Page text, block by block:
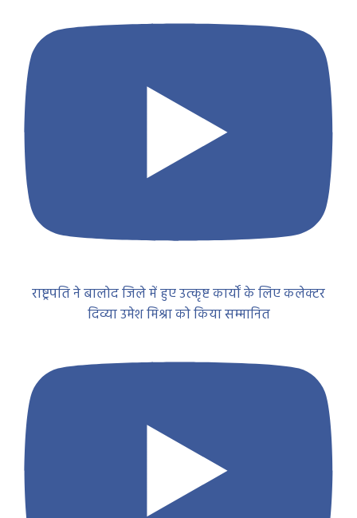
राष्ट्रपति ने बालोद जिले में हुए उत्कृष्ट कार्यों के लिए कलेक्टर
दिव्या उमेश मिश्रा को किया सम्मानित